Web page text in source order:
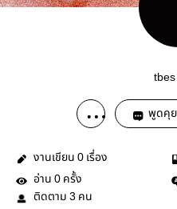
พูดคุย
งานเขียน 0 เรื่อง
อ่าน 0 ครั้ง
ติดตาม 3 คน